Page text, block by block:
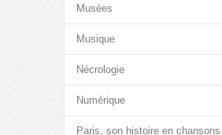
Musées
Musique
Nécrologie
Numérique
Paris, son histoire en chansons